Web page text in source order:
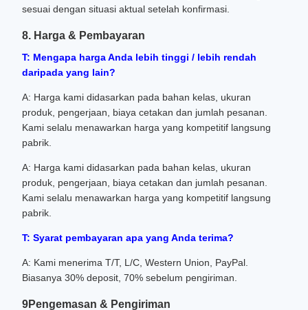
sesuai dengan situasi aktual setelah konfirmasi.
8. Harga & Pembayaran
T: Mengapa harga Anda lebih tinggi / lebih rendah
daripada yang lain?
A: Harga kami didasarkan pada bahan kelas, ukuran
produk, pengerjaan, biaya cetakan dan jumlah pesanan.
Kami selalu menawarkan harga yang kompetitif langsung
pabrik.
A: Harga kami didasarkan pada bahan kelas, ukuran
produk, pengerjaan, biaya cetakan dan jumlah pesanan.
Kami selalu menawarkan harga yang kompetitif langsung
pabrik.
T: Syarat pembayaran apa yang Anda terima?
A: Kami menerima T/T, L/C, Western Union, PayPal.
Biasanya 30% deposit, 70% sebelum pengiriman.
9Pengemasan & Pengiriman